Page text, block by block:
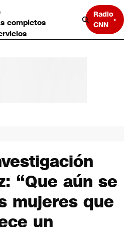
completos
Radio
CNN
“Que aún se
mujeres que
un